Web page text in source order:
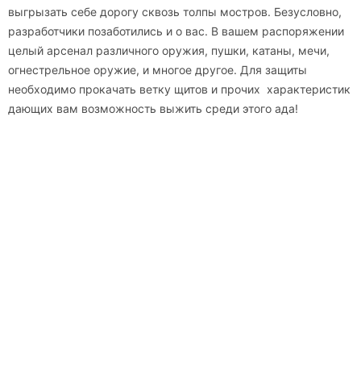
выгрызать себе дорогу сквозь толпы мостров. Безусловно,
разработчики позаботились и о вас. В вашем распоряжении
целый арсенал различного оружия, пушки, катаны, мечи,
огнестрельное оружие, и многое другое. Для защиты
необходимо прокачать ветку щитов и прочих характеристик
дающих вам возможность выжить среди этого ада!